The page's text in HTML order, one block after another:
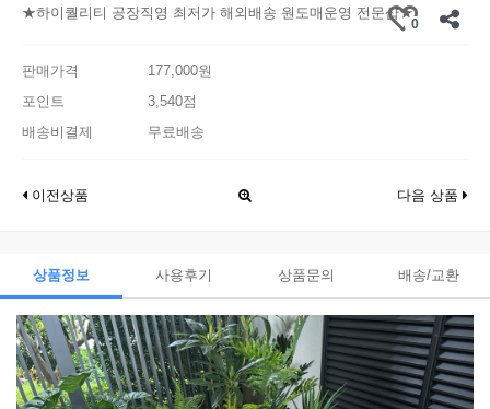
★하이퀄리티 공장직영 최저가 해외배송 원도매운영 전문샵★
0
판매가격
177,000원
포인트
3,540점
배송비결제
무료배송
이전상품 다음 상품
상품정보 사용후기 상품문의 배송/교환